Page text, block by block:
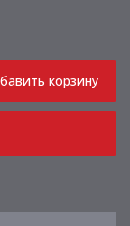
корзину